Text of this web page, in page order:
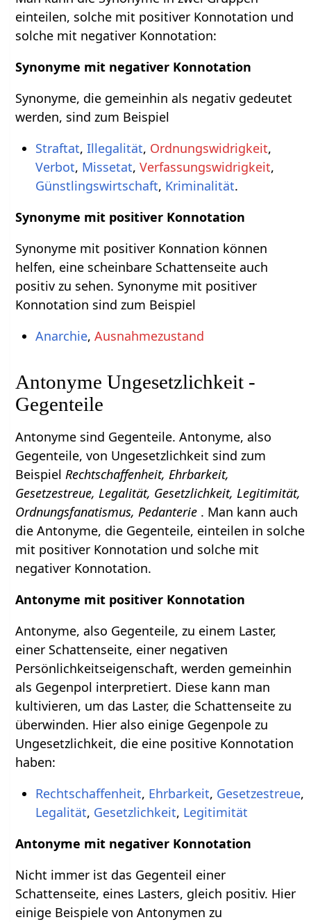
einteilen, solche mit positiver Konnotation und
solche mit negativer Konnotation:
Synonyme mit negativer Konnotation
Synonyme, die gemeinhin als negativ gedeutet
werden, sind zum Beispiel
Straftat, Illegalität, Ordnungswidrigkeit,
Verbot, Missetat, Verfassungswidrigkeit,
Günstlingswirtschaft, Kriminalität.
Synonyme mit positiver Konnotation
Synonyme mit positiver Konnation können
helfen, eine scheinbare Schattenseite auch
positiv zu sehen. Synonyme mit positiver
Konnotation sind zum Beispiel
Anarchie, Ausnahmezustand
Antonyme Ungesetzlichkeit -
Gegenteile
Antonyme sind Gegenteile. Antonyme, also
Gegenteile, von Ungesetzlichkeit sind zum
BeispielRechtschaffenheit, Ehrbarkeit,
Gesetzestreue, Legalität, Gesetzlichkeit, Legitimität,
Ordnungsfanatismus, Pedanterie . Man kann auch
die Antonyme, die Gegenteile, einteilen in solche
mit positiver Konnotation und solche mit
negativer Konnotation.
Antonyme mit positiver Konnotation
Antonyme, also Gegenteile, zu einem Laster,
einer Schattenseite, einer negativen
Persönlichkeitseigenschaft, werden gemeinhin
als Gegenpol interpretiert. Diese kann man
kultivieren, um das Laster, die Schattenseite zu
überwinden. Hier also einige Gegenpole zu
Ungesetzlichkeit, die eine positive Konnotation
haben:
Rechtschaffenheit, Ehrbarkeit, Gesetzestreue,
Legalität, Gesetzlichkeit, Legitimität
Antonyme mit negativer Konnotation
Nicht immer ist das Gegenteil einer
Schattenseite, eines Lasters, gleich positiv. Hier
einige Beispiele von Antonymen zu